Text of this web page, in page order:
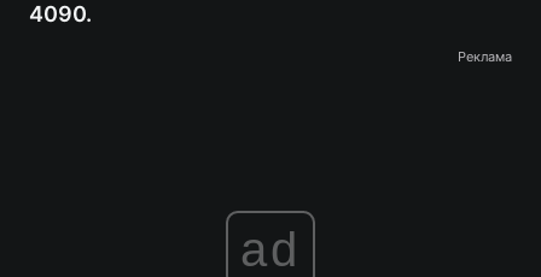
4090.
Реклама
ad